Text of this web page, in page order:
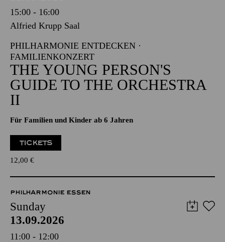
15:00 - 16:00
Alfried Krupp Saal
PHILHARMONIE ENTDECKEN ·
FAMILIENKONZERT
THE YOUNG PERSON'S
GUIDE TO THE ORCHESTRA
II
Für Familien und Kinder ab 6 Jahren
TICKETS
12,00 €
PHILHARMONIE ESSEN
Sunday
13.09.2026
11:00 - 12:00